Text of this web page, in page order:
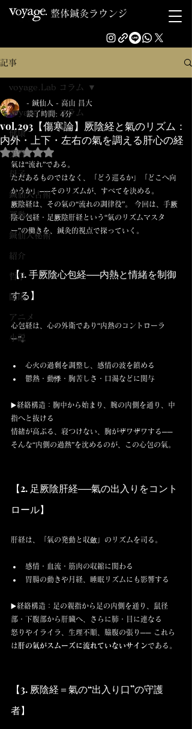
整体鍼灸ラウンジ
記事
voyage.Lab コラム
健康
美容
母子
鍼仙人古術
運動
鍼仙人秘術
紹介
哲学
臨床
アニメ
小説
voyage.Lab コラム
vol.293【傷寒論】厥陰経と氣のリズム：
内外・上下・左右の氣を調える肝心の経
- 鍼仙人 - 高山 昌大
読了時間: 4分
5つ星のうちNaNと評価されています。
氣は“流れ”である。
ただあるものではなく、「どう巡るか」「どこへ向
かうか」──そのリズムが、すべてを決める。
厥陰経は、その氣の“流れの調律役”。 今回は、手厥
陰心包経・足厥陰肝経という“氣のリズムマスタ
ー”の働きを、鍼灸的視点で探っていく。
【1. 手厥陰心包経──内熱と情緒を制御
する】
心包経は、心の外衛であり“内熱のコントローラ
ー”。
心火の過剰を調整し、感情の波を鎮める
鬱熱・動悸・胸苦しさ・口渇などに関与
▶️経絡構造：胸中から始まり、腕の内側を通り、中
指へと抜ける
情緒が高ぶる、寝つけない、胸がザワザワする──
そんな“内側の過熱”を沈めるのが、この心包の氣。
【2. 足厥陰肝経──氣の出入りをコント
ロール】
肝経は、「氣の発動と収斂」のリズムを司る。
感情・血流・筋肉の収縮に関わる
胃腸の動きや月経、睡眠リズムにも影響する
▶️経絡構造：足の親指から足の内側を通り、鼠径
部・下腹部から肝臓へ、さらに肺・目に連なる
怒りやイライラ、生理不順、脇腹の張り── これら
は 肝の氣がスムーズに流れていないサインである。
【3. 厥陰経＝氣の“出入り口”の守護
者】